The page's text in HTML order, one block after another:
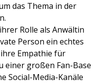
das Thema in der
Rolle als Anwältin
Person ein echtes
Empathie für
einer großen Fan-Base
Social-Media-Kanäle